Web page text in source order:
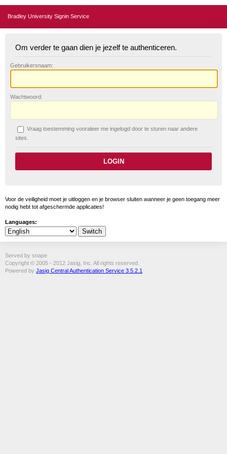
Bradley University Signin Service
Om verder te gaan dien je jezelf te authenticeren.
Gebruikersnaam:
Wachtwoord:
Vraag toestemming vooraleer me ingelogd door te sturen naar andere
sites.
Voor de veiligheid moet je uitloggen en je browser sluiten wanneer je geen toegang meer
nodig hebt tot afgeschermde applicaties!
Languages:
Served by snape
Copyright © 2005 - 2012 Jasig, Inc. All rights reserved.
Powered by Jasig Central Authentication Service 3.5.2.1